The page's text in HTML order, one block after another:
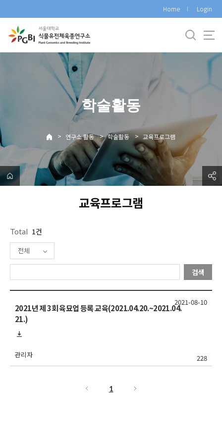
로
메
Home Login
학술활동
> 연구소 활동 > 학술활동 > 교육프로그램
교육프로그램
Total 1건
전체
검색
2021년 제 3회 육묘업 등록 교육(2021.04.20.~2021.04.
21.)
관리자 228
2021-08-10
1